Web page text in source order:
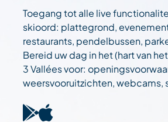
Toegang tot alle live
skioord: plattegrond,
restaurants, pendelbussen,
Bereid uw dag in het (hart van
3 Vallées voor:
weersvooruitzichten, webcams,